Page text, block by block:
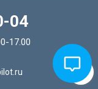
04
17.00